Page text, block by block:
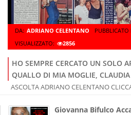
DA: ADRIANO CELENTANO PUBBLICATO
VISUALIZZATO:
2856
HO SEMPRE CERCATO UN SOLO
QUALLO DI MIA MOGLIE,
ASCOLTA ADRIANO CELENTANO
Giovanna Bifulco